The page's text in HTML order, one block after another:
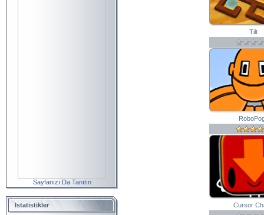
Sayfanızı Da Tanıtın
Istatistikler
Tilt
Cursor